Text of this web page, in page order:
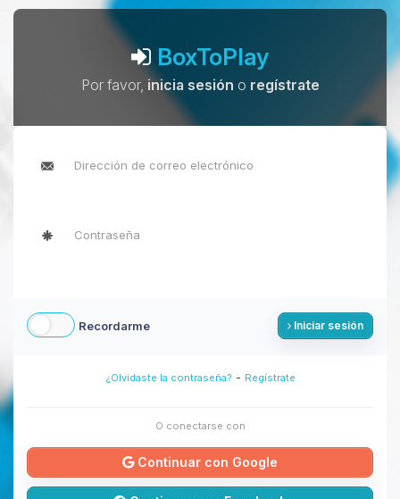
BoxToPlay
Por favor, inicia sesión o regístrate
Recordarme Iniciar sesión
¿Olvidaste la contraseña? - Regístrate
O conectarse con
Continuar con Google